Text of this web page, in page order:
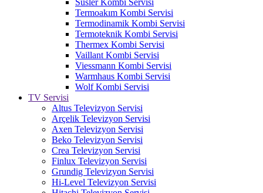
Süsler Kombi Servisi
Termoakım Kombi Servisi
Termodinamik Kombi Servisi
Termoteknik Kombi Servisi
Thermex Kombi Servisi
Vaillant Kombi Servisi
Viessmann Kombi Servisi
Warmhaus Kombi Servisi
Wolf Kombi Servisi
TV Servisi
Altus Televizyon Servisi
Arçelik Televizyon Servisi
Axen Televizyon Servisi
Beko Televizyon Servisi
Crea Televizyon Servisi
Finlux Televizyon Servisi
Grundig Televizyon Servisi
Hi-Level Televizyon Servisi